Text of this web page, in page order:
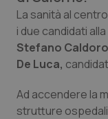
Emilia-
Friuli
Lazio
Dermatite
Diabete &
La sanità al
i due candidati
Stefano
De Luca,
Ad accendere la
strutture